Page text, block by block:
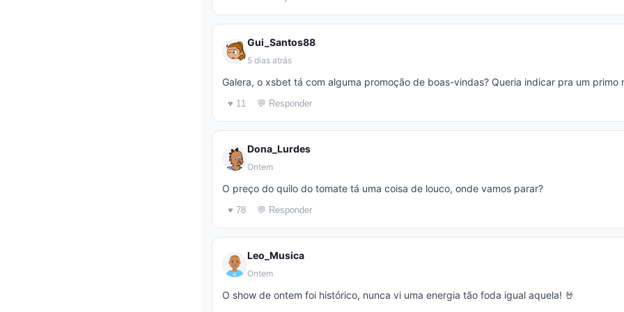
Gui_Santos88
5 dias atrás
Galera, o xsbet tá com alguma promoção de boas-vindas? Queria indicar pra um primo
♥ 11 💬 Responder
Dona_Lurdes
Ontem
O preço do quilo do tomate tá uma coisa de louco, onde vamos parar?
♥ 78 💬 Responder
Leo_Musica
Ontem
O show de ontem foi histórico, nunca vi uma energia tão foda igual aquela! 🤘